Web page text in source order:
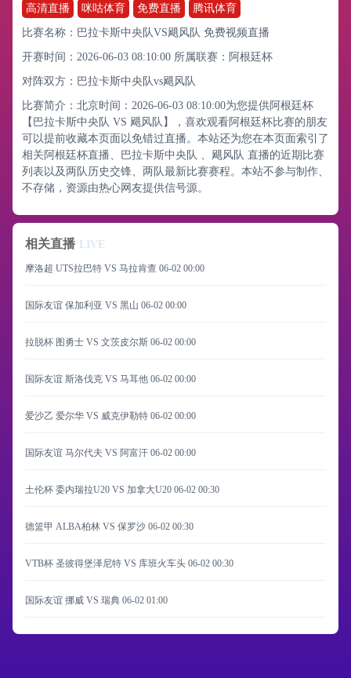
高清直播
咪咕体育 免费直播 腾讯体育
比赛名称：巴拉卡斯中央队VS飓风队 免费视频直播
开赛时间：2026-06-03 08:10:00 所属联赛： 阿根廷杯
对阵双方：巴拉卡斯中央队vs飓风队
比赛简介：北京时间：2026-06-03 08:10:00为您提供阿根廷杯
【巴拉卡斯中央队 VS 飓风队】，喜欢观看阿根廷杯比赛的朋友
可以提前收藏本页面以免错过直播。本站还为您在本页面索引了
相关阿根廷杯直播、巴拉卡斯中央队 、飓风队 直播的近期比赛
列表以及两队历史交锋、两队最新比赛赛程。本站不参与制作、
不存储，资源由热心网友提供信号源。
相关直播 LIVE
摩洛超 UTS拉巴特 VS 马拉肯查 06-02 00:00
国际友谊 保加利亚 VS 黑山 06-02 00:00
拉脱杯 图勇士 VS 文茨皮尔斯 06-02 00:00
国际友谊 斯洛伐克 VS 马耳他 06-02 00:00
爱沙乙 爱尔华 VS 威克伊勒特 06-02 00:00
国际友谊 马尔代夫 VS 阿富汗 06-02 00:00
土伦杯 委内瑞拉U20 VS 加拿大U20 06-02 00:30
德篮甲 ALBA柏林 VS 保罗沙 06-02 00:30
VTB杯 圣彼得堡泽尼特 VS 库班火车头 06-02 00:30
国际友谊 挪威 VS 瑞典 06-02 01:00